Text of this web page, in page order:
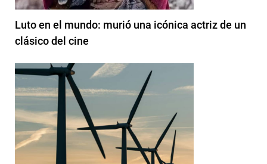
Luto en el mundo: murió una icónica actriz de un
clásico del cine